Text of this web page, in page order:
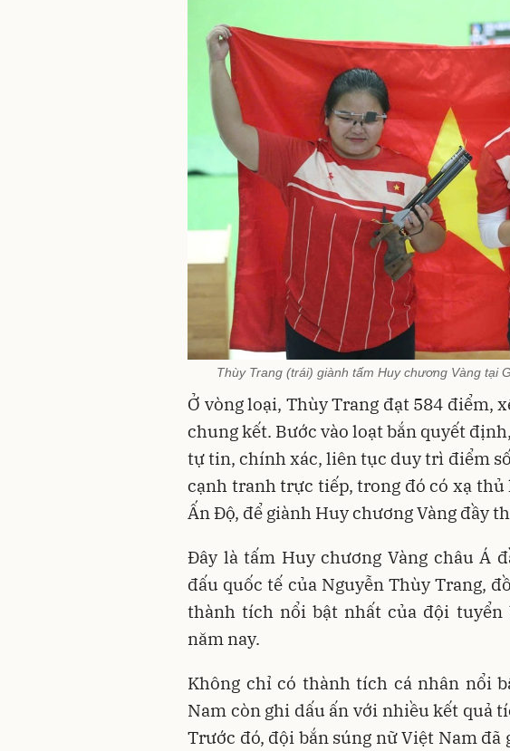
Thùy Trang (trái) giành tấm Huy chương Vàng tại
Ở vòng loại, Thùy Trang đạt 584 điểm,
chung kết. Bước vào loạt bắn quyết
tự tin, chính xác, liên tục duy trì điểm
cạnh tranh trực tiếp, trong đó có xạ thủ
Ấn Độ, để giành Huy chương Vàng đầy
Đây là tấm Huy chương Vàng châu Á
đấu quốc tế của Nguyễn Thùy Trang,
thành tích nổi bật nhất của đội tuyển
năm nay.
Không chỉ có thành tích cá nhân nổi
Nam còn ghi dấu ấn với nhiều kết quả
Trước đó, đội bắn súng nữ Việt Nam